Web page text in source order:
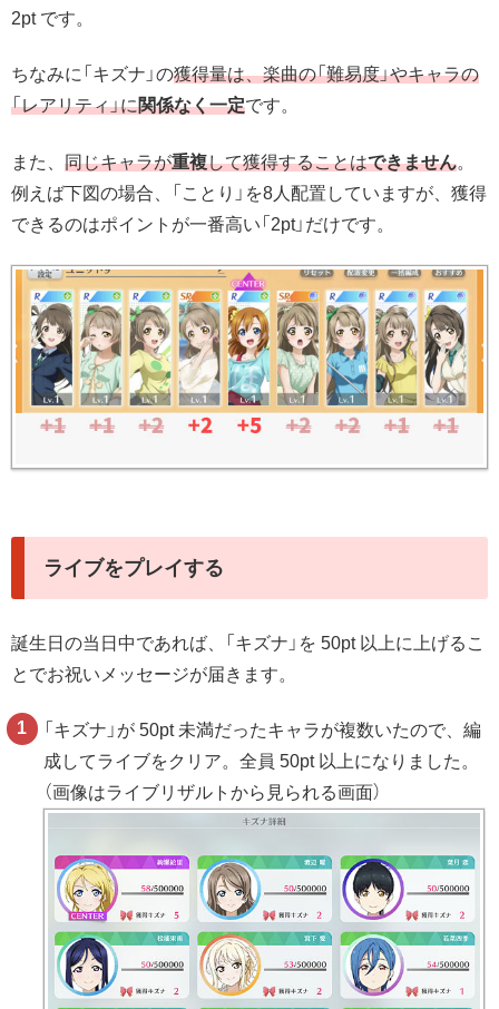
2pt です。
ちなみに「キズナ」の獲得量は、楽曲の「難易度」やキャラの
「レアリティ」に関係なく一定です。
また、 同じキャラが重複して獲得することはできません。
例えば下図の場合、「ことり」を8人配置していますが、獲得
できるのはポイントが一番高い「2pt」だけです。
ライブをプレイする
誕生日の当日中であれば、「キズナ」を 50pt 以上に上げるこ
とでお祝いメッセージが届きます。
「キズナ」が 50pt 未満だったキャラが複数いたので、編
成してライブをクリア。全員 50pt 以上になりました。
（画像はライブリザルトから見られる画面）